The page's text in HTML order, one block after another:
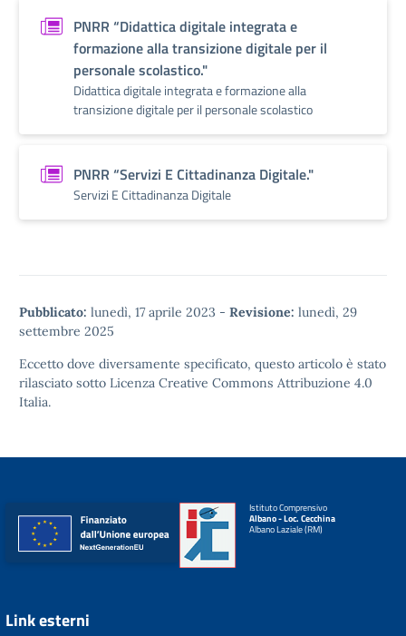
PNRR “Didattica digitale integrata e
formazione alla transizione digitale per il
personale scolastico."
Didattica digitale integrata e formazione alla
transizione digitale per il personale scolastico
PNRR “Servizi E Cittadinanza Digitale."
Servizi E Cittadinanza Digitale
Pubblicato: lunedì, 17 aprile 2023 - Revisione: lunedì, 29
settembre 2025
Eccetto dove diversamente specificato, questo articolo è stato
rilasciato sotto Licenza Creative Commons Attribuzione 4.0
Italia.
Istituto Comprensivo
Albano - Loc. Cecchina
Albano Laziale (RM)
Link esterni